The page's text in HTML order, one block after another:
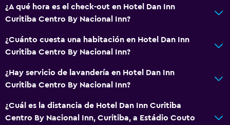
¿A qué hora es el check-out en Hotel Dan Inn
Curitiba Centro By Nacional Inn?
¿Cuánto cuesta una habitación en Hotel Dan Inn
Curitiba Centro By Nacional Inn?
¿Hay servicio de lavandería en Hotel Dan Inn
Curitiba Centro By Nacional Inn?
¿Cuál es la distancia de Hotel Dan Inn Curitiba
Centro By Nacional Inn, Curitiba, a Estádio Couto